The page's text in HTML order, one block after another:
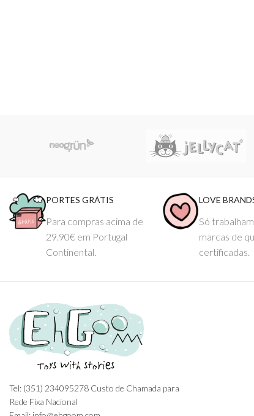
PORTES GRÁTIS
Para compras acima de
29.90€ em Portugal
Continental.
LOVE
Só
marcas de
certificadas.
Tel: (351) 234095278 Custo de Chamada para
Rede Fixa Nacional